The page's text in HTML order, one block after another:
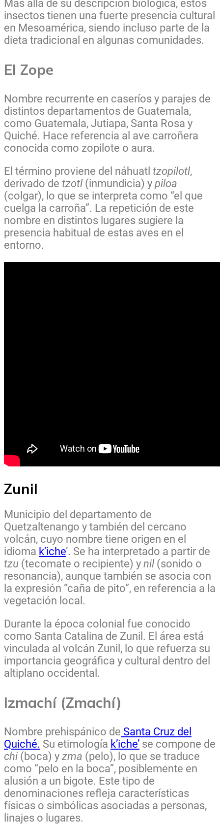
Más allá de su descripción biológica, estos
insectos tienen una fuerte presencia cultural
en Mesoamérica, siendo incluso parte de la
dieta tradicional en algunas comunidades.
El Zope
Nombre recurrente en caseríos y parajes de
distintos departamentos de Guatemala,
como Guatemala, Jutiapa, Santa Rosa y
Quiché. Hace referencia al ave carroñera
conocida como zopilote o aura.
El término proviene del náhuatl tzopilotl,
derivado de tzotl(inmundicia) y piloa
(colgar), lo que se interpreta como “el que
cuelga la carroña”. La repetición de este
nombre en distintos lugares sugiere la
presencia habitual de estas aves en el
entorno.
Zunil
Municipio del departamento de
Quetzaltenango y también del cercano
volcán, cuyo nombre tiene origen en el
idioma k’iche’. Se ha interpretado a partir de
tzu (tecomate o recipiente) y nil(sonido o
resonancia), aunque también se asocia con
la expresión “caña de pito”, en referencia a la
vegetación local.
Durante la época colonial fue conocido
como Santa Catalina de Zunil. El área está
vinculada al volcán Zunil, lo que refuerza su
importancia geográfica y cultural dentro del
altiplano occidental.
Izmachí (Zmachí)
Nombre prehispánico de Santa Cruz del
Quiché. Su etimología k’iche’ se compone de
chi (boca) y zma (pelo), lo que se traduce
como “pelo en la boca”, posiblemente en
alusión a un bigote. Este tipo de
denominaciones refleja características
físicas o simbólicas asociadas a personas,
linajes o lugares.